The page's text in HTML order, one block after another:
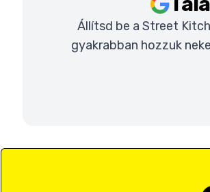
Állítsd be a Street
gyakrabban hozzuk